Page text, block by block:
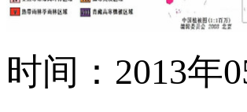
时间：2013年